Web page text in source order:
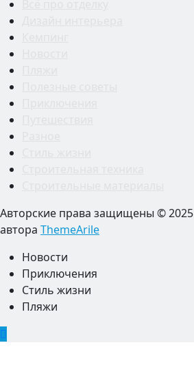
Авторские права защищены © 2025
автора ThemeArile
Новости
Приключения
Стиль жизни
Пляжи